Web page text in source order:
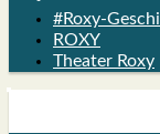
#Roxy-
ROXY
Theater Roxy